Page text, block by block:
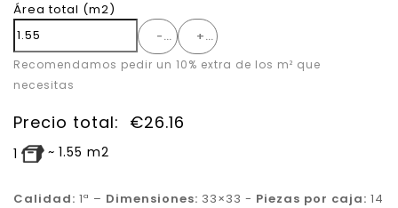
Área total (m2)
-
+
Recomendamos pedir un 10% extra de los m² que
necesitas
Precio total: €26.16
1 ~ 1.55 m2
Calidad: 1ª – Dimensiones: 33×33 - Piezas por caja: 14